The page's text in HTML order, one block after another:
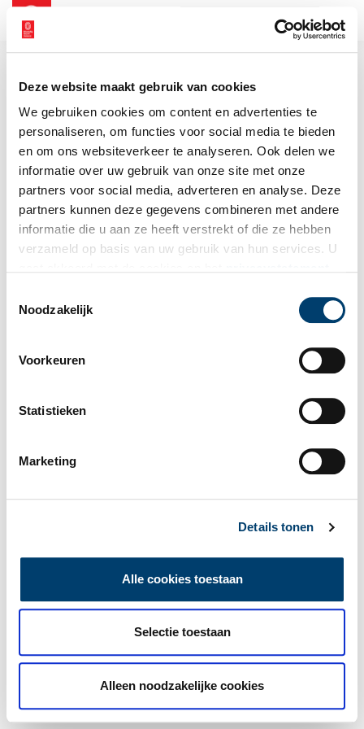
Deze website maakt gebruik van cookies
We gebruiken cookies om content en advertenties te
personaliseren, om functies voor social media te bieden
en om ons websiteverkeer te analyseren. Ook delen we
informatie over uw gebruik van onze site met onze
partners voor social media, adverteren en analyse. Deze
partners kunnen deze gegevens combineren met andere
informatie die u aan ze heeft verstrekt of die ze hebben
verzameld op basis van uw gebruik van hun services. U
Noodzakelijk
Voorkeuren
Statistieken
Marketing
Details tonen
Alle cookies toestaan
Selectie toestaan
Alleen noodzakelijke cookies